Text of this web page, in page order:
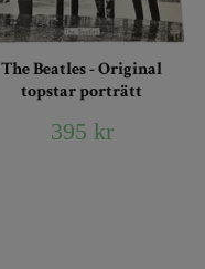
The Beatles - Original
topstar porträtt
395 kr